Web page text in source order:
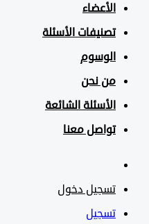
الأعضاء
تصنيفات الأسئلة
الوسوم
من نحن
الأسئلة الشائعة
تواصل معنا
تسجيل دخول
تسجيل